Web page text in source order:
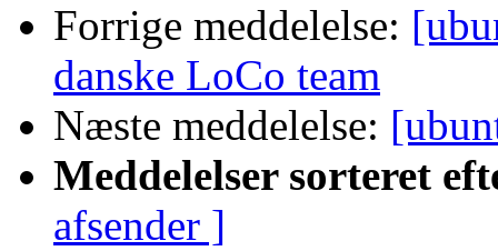
Forrige meddelelse:
danske LoCo team
Næste meddelelse:
Meddelelser sorteret
afsender ]